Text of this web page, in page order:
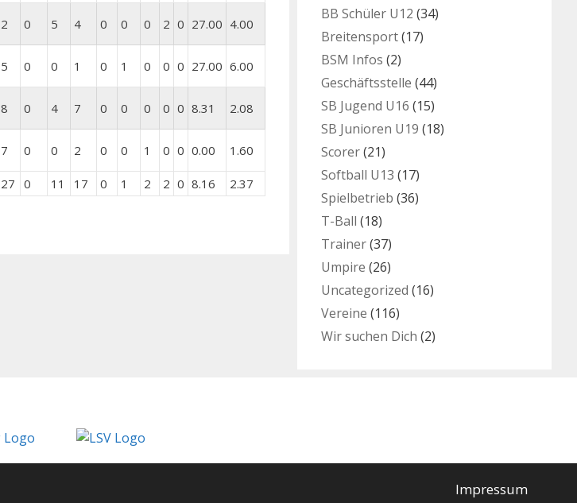
2 0 5 4 0 0 0 2 0 27.00 4.00
5 0 0 1 0 1 0 0 0 27.00 6.00
8 0 4 7 0 0 0 0 0 8.31 2.08
7 0 0 2 0 0 1 0 0 0.00 1.60
27 0 11 17 0 1 2 2 0 8.16 2.37
BB Schüler U12 (34)
Breitensport(17)
BSM Infos (2)
Geschäftsstelle (44)
SB Jugend U16 (15)
SB Junioren U19 (18)
Scorer(21)
Softball U13 (17)
Spielbetrieb (36)
T-Ball (18)
Trainer(37)
Umpire (26)
Uncategorized (16)
Vereine (116)
Wir suchen Dich (2)
Impressum